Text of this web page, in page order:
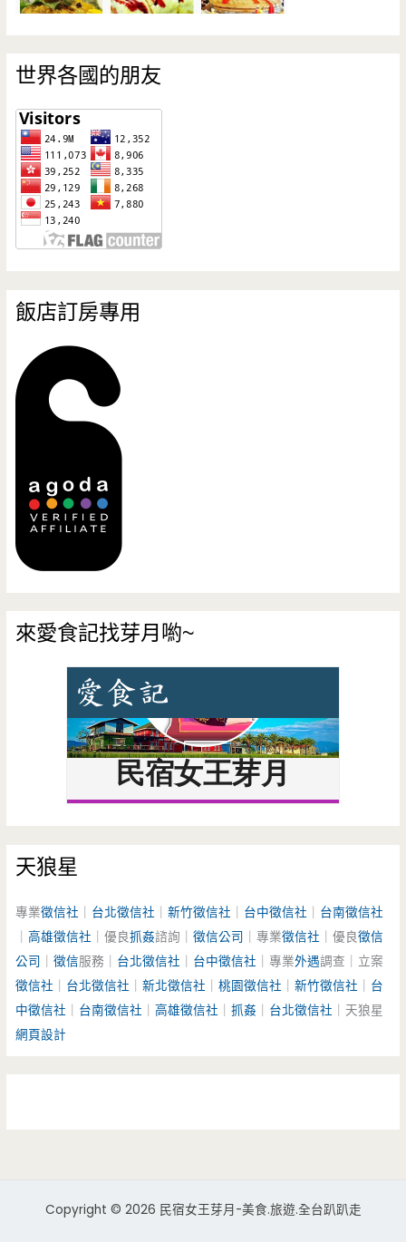
世界各國的朋友
飯店訂房專用
來愛食記找芽月喲~
天狼星
專業徵信社 台北徵信社 ｜新竹徵信社 台中徵信社
台南徵信社
｜高雄徵信社 ｜優良抓姦諮詢｜徵信公司 ｜專業徵信社 ｜優良徵信
公司 ｜徵信服務｜ 台北徵信社 台中徵信社 ｜專業外遇調查｜立案
徵信社
台北徵信社 ｜新北徵信社 ｜桃園徵信社 ｜新竹徵信社
台
中徵信社
台南徵信社 ｜高雄徵信社 ｜抓姦 台北徵信社 ｜天狼星
網頁設計
Copyright © 2026 民宿女王芽月-美食.旅遊.全台趴趴走